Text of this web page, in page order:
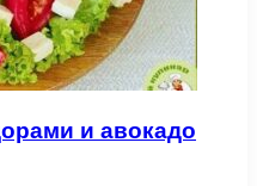
и авокадо